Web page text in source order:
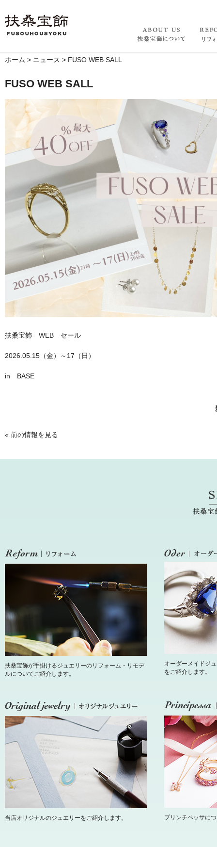
ホーム > ニュース > FUSO WEB SALL
FUSO WEB SALL
扶桑宝飾 WEB セール
2026.05.15（金）～17（日）
in BASE
« 前の情報を見る
扶桑宝飾が手掛けるジュエリーのリフォーム・リモデ
ルについてご紹介します。
オーダーメイドジ
をご紹介します。
当店オリジナルのジュエリーをご紹介します。 プリンチペッサに